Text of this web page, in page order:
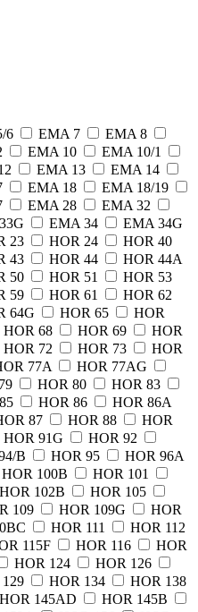
6 EMA 7
EMA 8
EMA 10
EMA 10/1
EMA 13
EMA 14
EMA 18
EMA 18/19
EMA 28
EMA 32
EMA 34
EMA 34G
23 HOR 24
HOR 40
43 HOR 44
HOR 44A
50 HOR 51
HOR 53
59 HOR 61
HOR 62
64G HOR 65
HOR
HOR 68 HOR 69
HOR
HOR 72 HOR 73
HOR
77A
HOR 77AG
HOR 80
HOR 83
HOR 86
HOR 86A
87 HOR 88
HOR
HOR 91G
HOR 92
B HOR 95
HOR 96A
HOR 100B
HOR 101
HOR 102B
HOR 105
109 HOR 109G
HOR
HOR 111
HOR 112
115F HOR 116
HOR
HOR 124
HOR 126
HOR 134
HOR 138
HOR 145AD
HOR 145B